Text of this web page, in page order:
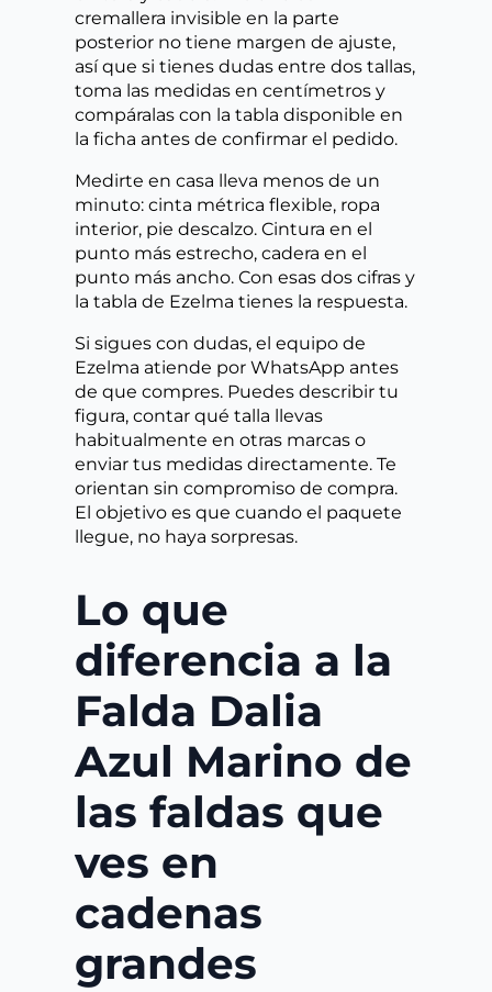
cremallera invisible en la parte
posterior no tiene margen de ajuste,
así que si tienes dudas entre dos tallas,
toma las medidas en centímetros y
compáralas con la tabla disponible en
la ficha antes de confirmar el pedido.
Medirte en casa lleva menos de un
minuto: cinta métrica flexible, ropa
interior, pie descalzo. Cintura en el
punto más estrecho, cadera en el
punto más ancho. Con esas dos cifras y
la tabla de Ezelma tienes la respuesta.
Si sigues con dudas, el equipo de
Ezelma atiende por WhatsApp antes
de que compres. Puedes describir tu
figura, contar qué talla llevas
habitualmente en otras marcas o
enviar tus medidas directamente. Te
orientan sin compromiso de compra.
El objetivo es que cuando el paquete
llegue, no haya sorpresas.
Lo que
diferencia a la
Falda Dalia
Azul Marino de
las faldas que
ves en
cadenas
grandes